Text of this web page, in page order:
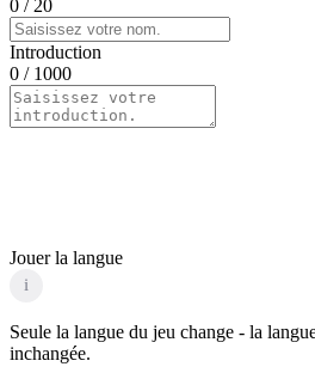
0 / 20
Introduction
0 / 1000
Jouer la langue
i
Seule la langue du jeu change - la
inchangée.